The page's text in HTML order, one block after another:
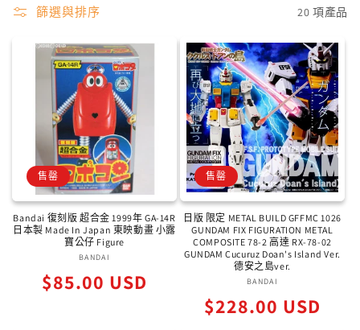
列
:
篩選與排序 20 項產品
售罄
Bandai 復刻版 超合金 1999年 GA-14R
日本製 Made In Japan 東映動畫 小露
寶公仔 Figure
廠
商：
BANDAI
定
價
$85.00 USD
售罄
日版 限定 METAL BUILD GFFMC 1026
GUNDAM FIX FIGURATION METAL
COMPOSITE 78-2 高達 RX-78-02
GUNDAM Cucuruz Doan's Island Ver.
德安之島ver.
廠
商：
BANDAI
定
價
$228.00 USD